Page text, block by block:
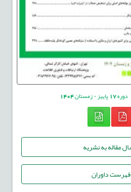
دوره17پاییز - زمستان1404
مقاله به نشریه
فهرست داوران